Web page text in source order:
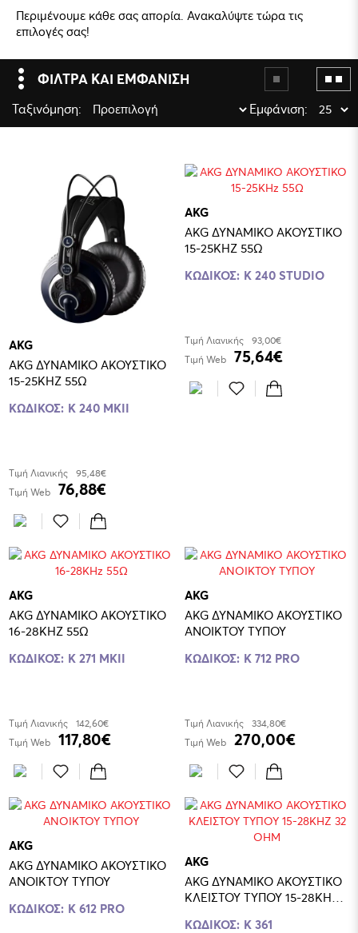
Περιμένουμε κάθε σας απορία. Ανακαλύψτε τώρα τις
επιλογές σας!
ΦΙΛΤΡΑ ΚΑΙ ΕΜΦΑΝΙΣΗ
Ταξινόμηση: Εμφάνιση:
AKG
AKG ΔΥΝΑΜΙΚΟ ΑΚΟΥΣΤΙΚΟ
15-25KHZ 55Ω
ΚΩΔΙΚΟΣ: K 240 MKII
Τιμή Λιανικής
95,48€
Τιμή Web
76,88€
AKG
AKG ΔΥΝΑΜΙΚΟ ΑΚΟΥΣΤΙΚΟ
15-25KHZ 55Ω
ΚΩΔΙΚΟΣ: K 240 STUDIO
Τιμή Λιανικής
93,00€
Τιμή Web
75,64€
AKG
AKG ΔΥΝΑΜΙΚΟ ΑΚΟΥΣΤΙΚΟ
16-28KHZ 55Ω
ΚΩΔΙΚΟΣ: K 271 MKII
Τιμή Λιανικής
142,60€
Τιμή Web
117,80€
AKG
AKG ΔΥΝΑΜΙΚΟ ΑΚΟΥΣΤΙΚΟ
ΑΝΟΙΚΤΟΥ ΤΥΠΟΥ
ΚΩΔΙΚΟΣ: K 712 PRO
Τιμή Λιανικής
334,80€
Τιμή Web
270,00€
AKG
AKG ΔΥΝΑΜΙΚΟ ΑΚΟΥΣΤΙΚΟ
ΑΝΟΙΚΤΟΥ ΤΥΠΟΥ
ΚΩΔΙΚΟΣ: K 612 PRO
AKG
AKG ΔΥΝΑΜΙΚΟ ΑΚΟΥΣΤΙΚΟ
ΚΛΕΙΣΤΟΥ ΤΥΠΟΥ 15-28ΚΗΖ
ΚΩΔΙΚΟΣ: K 361